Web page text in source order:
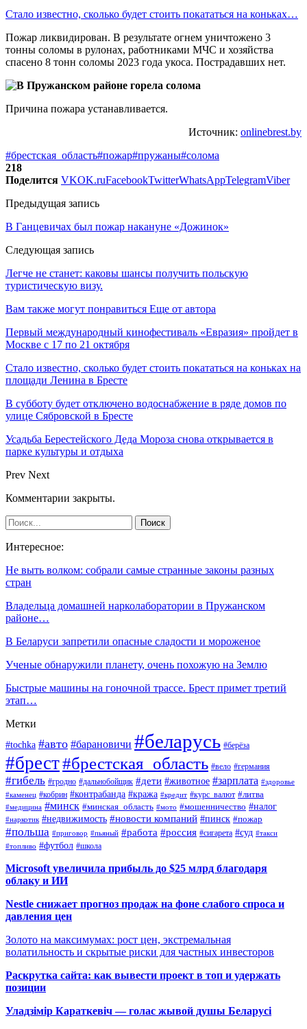
Стало известно, сколько будет стоить покататься на коньках…
Пожар ликвидирован. В результате огнем уничтожено 3
тонны соломы в рулонах, работниками МЧС и хозяйства
спасено 8 тонн соломы 2023 года укоса. Пострадавших нет.
Причина пожара устанавливается.
Источник: onlinebrest.by
#брестская_область#пожар#пружаны#солома
218
Поделится VKOK.ruFacebookTwitterWhatsAppTelegramViber
Предыдущая запись
В Ганцевичах был пожар накануне «Дожинок»
Следующая запись
Легче не станет: каковы шансы получить польскую
туристическую визу.
Вам также могут понравиться Еще от автора
Первый международный кинофестиваль «Евразия» пройдет в
Москве с 17 по 21 октября
Стало известно, сколько будет стоить покататься на коньках на
площади Ленина в Бресте
В субботу будет отключено водоснабжение в ряде домов по
улице Сябровской в Бресте
Усадьба Берестейского Деда Мороза снова открывается в
парке культуры и отдыха
Prev Next
Комментарии закрыты.
Интересное:
Не выть волком: собрали самые странные законы разных
стран
Владельца домашней нарколаборатории в Пружанском
районе…
В Беларуси запретили опасные сладости и мороженое
Ученые обнаружили планету, очень похожую на Землю
Быстрые машины на гоночной трассе. Брест примет третий
этап…
Метки
#tochka #авто #барановичи #беларусь #берёза
#брест#брестская_область #вело #германия
#гибель #гродно #дальнобойщик #дети #животное #зарплата #здоровье
#каменец #кобрин #контрабанда #кража #кредит #курс_валют #литва
#медицина #минск #минская_область #мото #мошенничество #налог
#наркотик #недвижимость #новости компаний #пинск #пожар
#польша #приговор #пьяный #работа #россия #сигарета #суд #такси
#топливо #футбол #школа
Microsoft увеличила прибыль до $25 млрд благодаря
облаку и ИИ
Nestle снижает прогноз продаж на фоне слабого спроса и
давления цен
Золото на максимумах: рост цен, экстремальная
волатильность и скрытые риски для частных инвесторов
Раскрутка сайта: как вывести проект в топ и удержать
позиции
Уладзімір Караткевіч — голас жывой душы Беларусі